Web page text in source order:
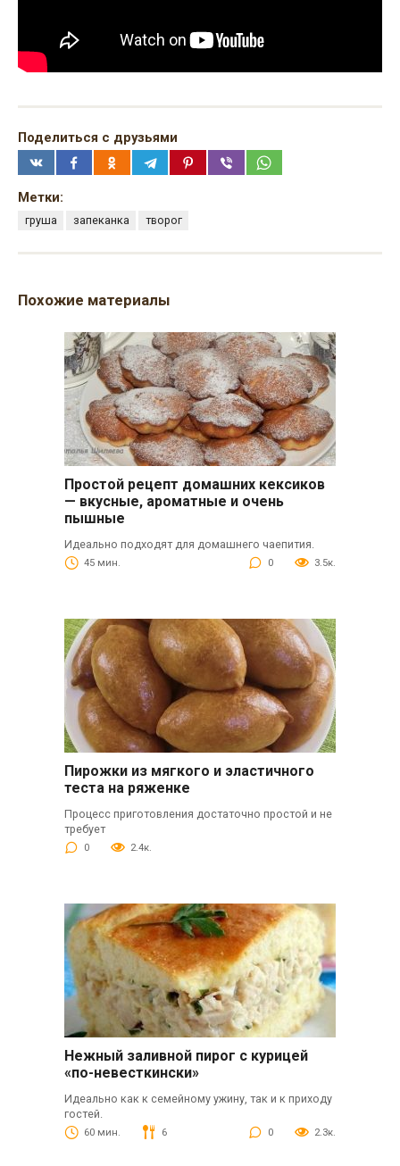
Поделиться с друзьями
Метки:
груша запеканка творог
Похожие материалы
Простой рецепт домашних кексиков
— вкусные, ароматные и очень
пышные
Идеально подходят для домашнего чаепития.
45 мин. 0 3.5к.
Пирожки из мягкого и эластичного
теста на ряженке
Процесс приготовления достаточно простой и не
требует
0 2.4к.
Нежный заливной пирог с курицей
«по-невесткински»
Идеально как к семейному ужину, так и к приходу
гостей.
60 мин. 6 0 2.3к.